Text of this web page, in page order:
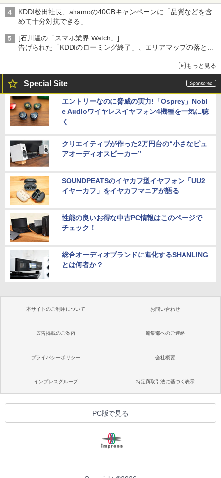
KDDI松田社長、ahamoの40GBキャンペーンに「品質などを含
めて十分対抗できる」
[石川温の「スマホ業界 Watch」]
告げられた「KDDIのローミング終了」、エリアマップの落とし
もっと見る
Special Site
エントリーなのに脅威の実力!「Osprey」Nobl
e Audioワイヤレスイヤフォン4機種を一気に聴
く
クリエイティブが作った2万円台の“小さなピュ
アオーディオスピーカー”
SOUNDPEATSのイヤカフ型イヤフォン「UU2
イヤーカフ」をイヤカフマニアが語る
性能の良いお得な中古PC情報はこのページで
チェック！
総合オーディオブランドに進化するSHANLING
とは何者か？
本サイトのご利用について お問い合わせ
広告掲載のご案内 編集部へのご連絡
プライバシーポリシー 会社概要
インプレスグループ 特定商取引法に基づく表示
PC版で見る